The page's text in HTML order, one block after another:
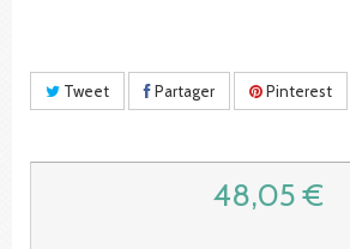
Tweet Partager Pinterest
48,05 €